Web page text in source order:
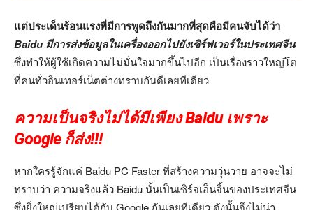
แต่ประเด็นร้อนแรงที่มีการพูดถึงกันมากที่สุดคือมีคนจับได้ว่า
Baidu มีการส่งข้อมูลในเครื่องออกไปยังเซิร์ฟเวอร์ในประเทศจีน
ซึ่งทำให้ผู้ใช้เกิดความไม่มั่นใจมากขึ้นไปอีก เป็นเรื่องราวใหญ่โต
ที่คนทั่วอินเทอร์เน็ตต่างทราบกันดีเลยทีเดียว
ความเป็นจริงไม่ได้มีเพียง Baidu เพราะ
Google ก็ส่ง!!!
หากใครรู้จักแค่ Baidu PC Faster ที่สร้างความวุ่นวาย อาจจะไม่
ทราบว่า ความจริงแล้ว Baidu นั้นเป็นเซิร์จเอ็นจิ้นของประเทศจีน
ซึ่งยิ่งใหญ่เปรียบได้กับ Google กันเลยทีเดียว ดังนั้นจึงไม่น่า